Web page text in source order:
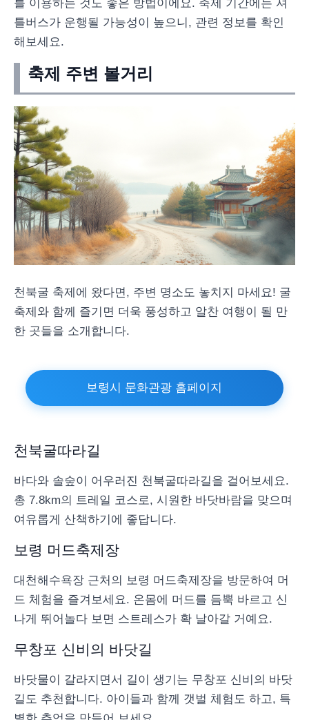
를 이용하는 것도 좋은 방법이에요. 축제 기간에는 셔
틀버스가 운행될 가능성이 높으니, 관련 정보를 확인
해보세요.
축제 주변 볼거리
천북굴 축제에 왔다면, 주변 명소도 놓치지 마세요! 굴
축제와 함께 즐기면 더욱 풍성하고 알찬 여행이 될 만
한 곳들을 소개합니다.
보령시 문화관광 홈페이지
천북굴따라길
바다와 솔숲이 어우러진 천북굴따라길을 걸어보세요.
총 7.8km의 트레일 코스로, 시원한 바닷바람을 맞으며
여유롭게 산책하기에 좋답니다.
보령 머드축제장
대천해수욕장 근처의 보령 머드축제장을 방문하여 머
드 체험을 즐겨보세요. 온몸에 머드를 듬뿍 바르고 신
나게 뛰어놀다 보면 스트레스가 확 날아갈 거예요.
무창포 신비의 바닷길
바닷물이 갈라지면서 길이 생기는 무창포 신비의 바닷
길도 추천합니다. 아이들과 함께 갯벌 체험도 하고, 특